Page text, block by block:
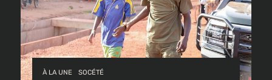
À LA UNE SOCÉTÉ